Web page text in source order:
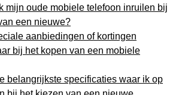
mijn oude mobiele telefoon inruilen bij
een nieuwe?
aanbiedingen of kortingen
bij het kopen van een mobiele
belangrijkste specificaties waar ik op